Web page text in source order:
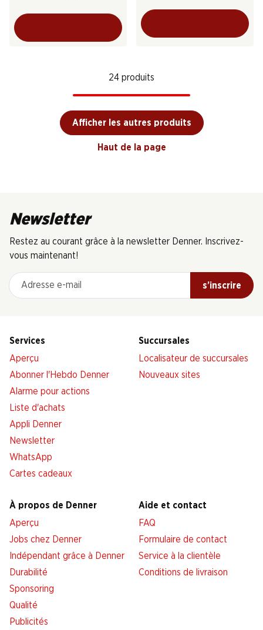
24 produits
Afficher les autres produits
Haut de la page
Newsletter
Restez au courant grâce à la newsletter Denner. Inscrivez-
vous maintenant!
Adresse e-mail
s’inscrire
Services
Aperçu
Abonner l'Hebdo Denner
Alarme pour actions
Liste d'achats
Appli Denner
Newsletter
WhatsApp
Cartes cadeaux
Succursales
Localisateur de succursales
Nouveaux sites
À propos de Denner
Aperçu
Jobs chez Denner
Indépendant grâce à Denner
Durabilité
Sponsoring
Qualité
Publicités
Aide et contact
FAQ
Formulaire de contact
Service à la clientèle
Conditions de livraison